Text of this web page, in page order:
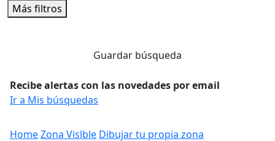
Más filtros
Guardar búsqueda
Recibe alertas con las novedades por email
Ir a Mis búsquedas
HomeZona Vislble Dibujar tu propia zona